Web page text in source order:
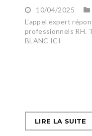
10/04/2025
L'appel expert
professionnels RH.
BLANC ICI
LIRE LA SUITE